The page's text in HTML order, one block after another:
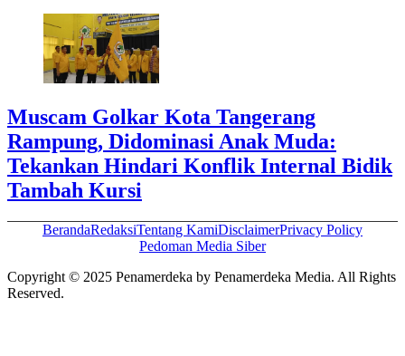
Muscam Golkar Kota Tangerang
Rampung, Didominasi Anak Muda:
Tekankan Hindari Konflik Internal Bidik
Tambah Kursi
BerandaRedaksiTentang KamiDisclaimerPrivacy Policy
Pedoman Media Siber
Copyright © 2025 Penamerdeka by Penamerdeka Media. All Rights
Reserved.